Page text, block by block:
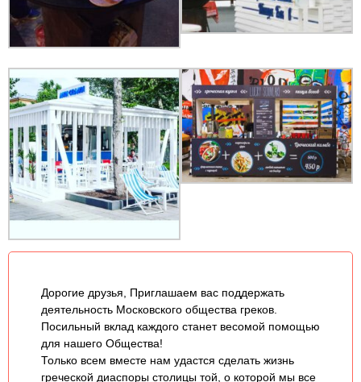
Дорогие друзья, Приглашаем вас поддержать
деятельность Московского общества греков.
Посильный вклад каждого станет весомой помощью
для нашего Общества!
Только всем вместе нам удастся сделать жизнь
греческой диаспоры столицы той, о которой мы все